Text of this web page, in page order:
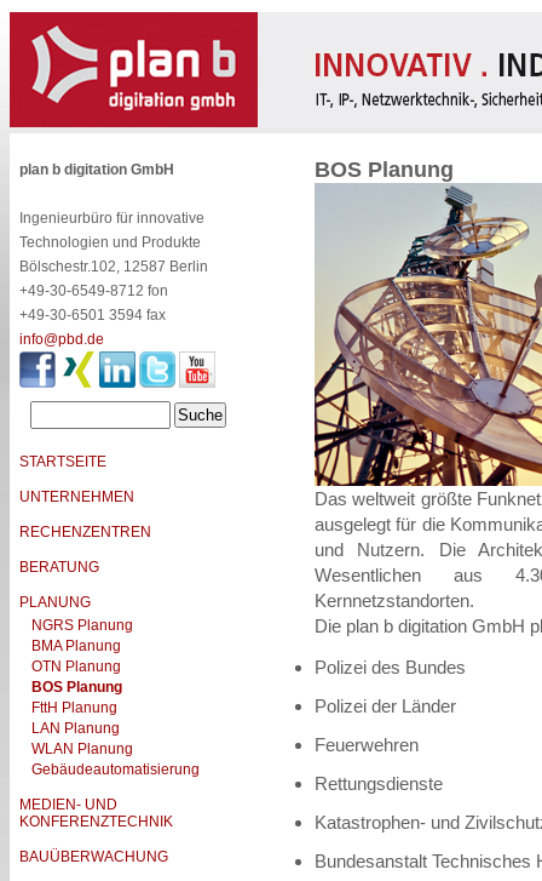
plan b digitation GmbH
Ingenieurbüro für innovative
Technologien und Produkte
Bölschestr.102, 12587 Berlin
+49-30-6549-8712 fon
+49-30-6501 3594 fax
info@pbd.de
STARTSEITE
UNTERNEHMEN
RECHENZENTREN
BERATUNG
PLANUNG
NGRS Planung
BMA Planung
OTN Planung
BOS Planung
FttH Planung
LAN Planung
WLAN Planung
Gebäudeautomatisierung
MEDIEN- UND
KONFERENZTECHNIK
BAUÜBERWACHUNG
BOS Planung
Das weltweit größte
ausgelegt für die
und Nutzern. Die
Wesentlichen aus
Kernnetzstandorten.
Die plan b digitation GmbH
Polizei des Bundes
Polizei der Länder
Feuerwehren
Rettungsdienste
Katastrophen- und
Bundesanstalt Technisches